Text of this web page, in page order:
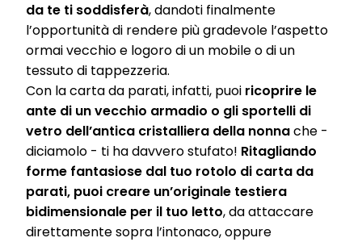
da te ti soddisferà, dandoti finalmente
l’opportunità di rendere più gradevole l’aspetto
ormai vecchio e logoro di un mobile o di un
tessuto di tappezzeria.
Con la carta da parati, infatti, puoi ricoprire le
ante di un vecchio armadio o gli sportelli di
vetro dell’antica cristalliera della nonnache -
diciamolo - ti ha davvero stufato! Ritagliando
forme fantasiose dal tuo rotolo di carta da
parati, puoi creare un’originale testiera
bidimensionale per il tuo letto, da attaccare
direttamente sopra l’intonaco, oppure